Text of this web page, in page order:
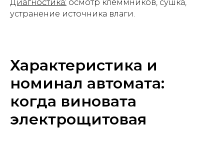
Диагностика: осмотр клеммников, сушка,
устранение источника влаги.
Характеристика и
номинал автомата:
когда виновата
электрощитовая